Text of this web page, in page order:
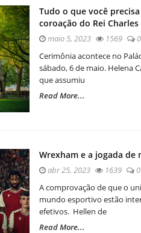
Tudo o que você
coroação do Rei Charles
maio 5, 2023 1569
Cerimônia acontece no
sábado, 6 de maio. Helena
que assumiu
Read More...
Wrexham e a jogada de
abr 25, 2023 1639
A comprovação de que o
mundo esportivo estão
efetivos. Hellen de
Read More...